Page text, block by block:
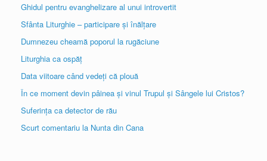
Ghidul pentru evanghelizare al unui introvertit
Sfânta Liturghie – participare și înălțare
Dumnezeu cheamă poporul la rugăciune
Liturghia ca ospăț
Data viitoare când vedeți că plouă
În ce moment devin pâinea și vinul Trupul și Sângele lui Cristos?
Suferința ca detector de rău
Scurt comentariu la Nunta din Cana